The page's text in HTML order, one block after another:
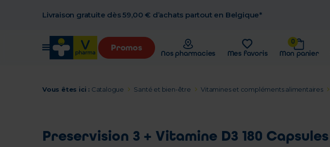
Livraison gratuite dès 59,00 € d’achats partout en Belgique*
Promos
Nos pharmacies Mes favoris
0
Mon panier
Vous êtes ici : Catalogue Santé et bien-être Vitamines et compléments alimentaires
Preservision 3 + Vitamine D3 180 Capsules